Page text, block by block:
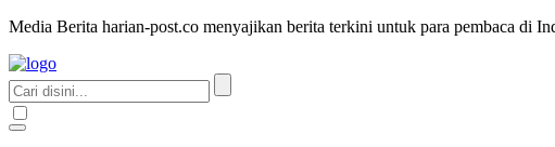
Media Berita harian-post.co menyajikan berita terkini untuk para pembaca di